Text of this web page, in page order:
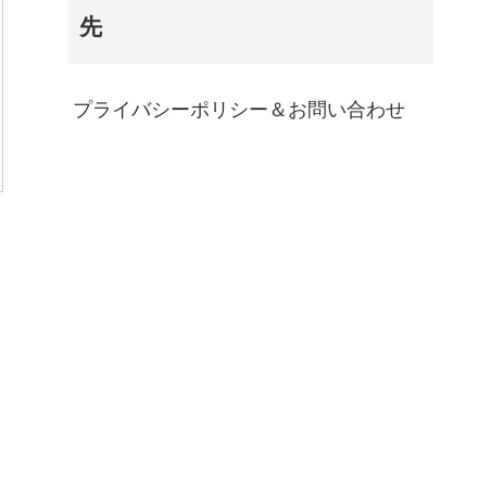
先
プライバシーポリシー＆お問い合わせ